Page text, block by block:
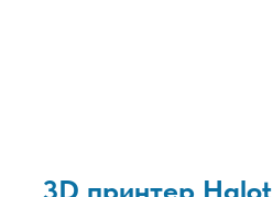
3D принтер Halot